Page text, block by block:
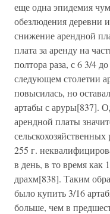
еще одна эпидемия
обезлюдения деревни
снижение арендной
плата за аренду на
полтора раза, с 6 3/4
следующем столетии
повысилась, но
артабы с аруры[837].
арендной платы
255 г.
в день, в то время как
драхм[838]. Таким
было купить 3/16
больше, чем в